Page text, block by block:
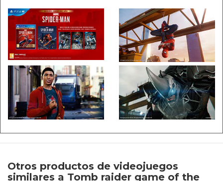
Otros productos de videojuegos
similares a Tomb raider game of the